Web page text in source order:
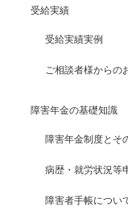
受給実績
受給実績実例
ご相談者様からの
障害年金の基礎知識
障害年金制度とそ
病歴・就労状況等
障害者手帳につい